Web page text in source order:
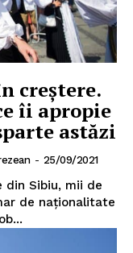
creștere.
îi apropie
astăzi
- 25/09/2021
din Sibiu, mii de
de naționalitate